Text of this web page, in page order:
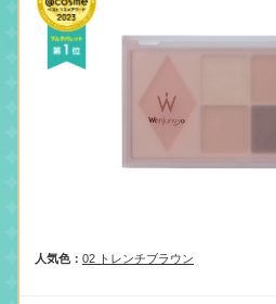
人気色： 02 トレンチブラウン